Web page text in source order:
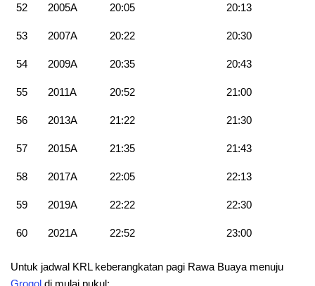
52 2005A 20:05 20:13
53 2007A 20:22 20:30
54 2009A 20:35 20:43
55 2011A 20:52 21:00
56 2013A 21:22 21:30
57 2015A 21:35 21:43
58 2017A 22:05 22:13
59 2019A 22:22 22:30
60 2021A 22:52 23:00
Untuk jadwal KRL keberangkatan pagi Rawa Buaya menuju
Grogol di mulai pukul: